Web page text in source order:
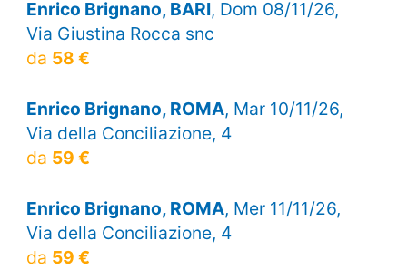
Enrico Brignano, BARI, Dom 08/11/26,
Via Giustina Rocca snc
da 58 €
Enrico Brignano, ROMA, Mar 10/11/26,
Via della Conciliazione, 4
da 59 €
Enrico Brignano, ROMA, Mer 11/11/26,
Via della Conciliazione, 4
da 59 €